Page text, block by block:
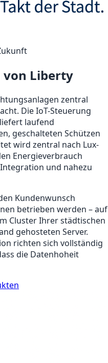
von Liberty
zentral
Die IoT-Steuerung
laufend
geschalteten Schützen
wird zentral nach Lux-
Energieverbrauch
und nahezu
Kundenwunsch
betrieben werden – auf
Cluster Ihrer städtischen
gehosteten Server.
richten sich vollständig
die Datenhoheit